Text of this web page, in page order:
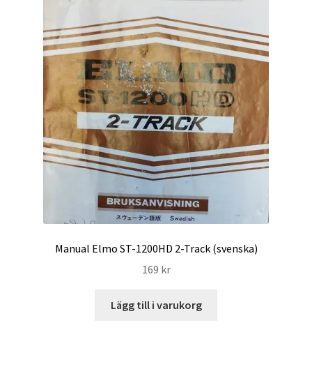
Manual Elmo ST-1200HD 2-Track (svenska)
169 kr
Lägg till i varukorg